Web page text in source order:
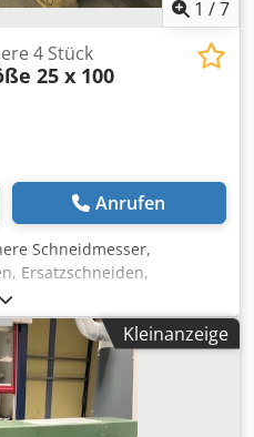
1 /7
4 Stück
25 x 100
Anrufen
Schneidmesser,
Ersatzschneiden,
-Ersatzmesser: für
für Tafelschere Fischer
Aja -Anzahl: 4 Stück
25 mm / 2x 450/100/25
siehe Fotos -Zubehör:
-Preis: komplett -
Kleinanzeige